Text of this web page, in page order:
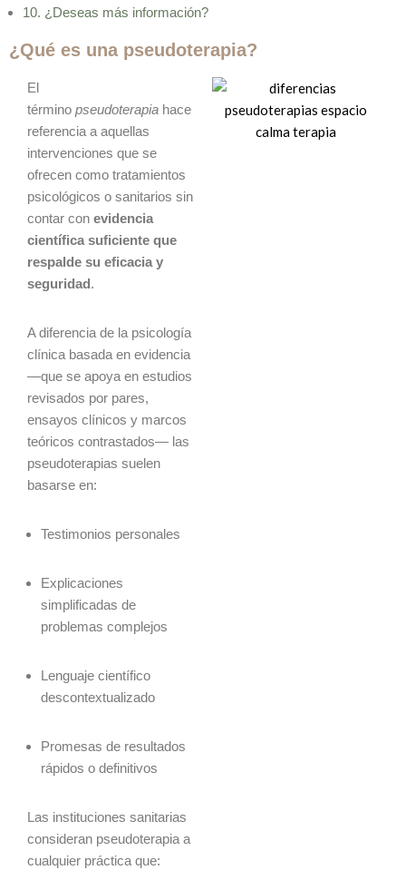
10. ¿Deseas más información?
¿Qué es una pseudoterapia?
El
término pseudoterapia hace
referencia a aquellas
intervenciones que se
ofrecen como tratamientos
psicológicos o sanitarios sin
contar con evidencia
científica suficiente que
respalde su eficacia y
seguridad .
A diferencia de la psicología
clínica basada en evidencia
—que se apoya en estudios
revisados por pares,
ensayos clínicos y marcos
teóricos contrastados— las
pseudoterapias suelen
basarse en:
Testimonios personales
Explicaciones
simplificadas de
problemas complejos
Lenguaje científico
descontextualizado
Promesas de resultados
rápidos o definitivos
Las instituciones sanitarias
consideran pseudoterapia a
cualquier práctica que: